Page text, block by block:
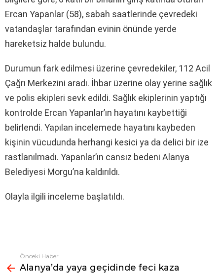
Ercan Yapanlar (58), sabah saatlerinde çevredeki
vatandaşlar tarafından evinin önünde yerde
hareketsiz halde bulundu.
Durumun fark edilmesi üzerine çevredekiler, 112 Acil
Çağrı Merkezini aradı. İhbar üzerine olay yerine sağlık
ve polis ekipleri sevk edildi. Sağlık ekiplerinin yaptığı
kontrolde Ercan Yapanlar’ın hayatını kaybettiği
belirlendi. Yapılan incelemede hayatını kaybeden
kişinin vücudunda herhangi kesici ya da delici bir ize
rastlanılmadı. Yapanlar’ın cansız bedeni Alanya
Belediyesi Morgu’na kaldırıldı.
Olayla ilgili inceleme başlatıldı.
Fazlasına
bak
Önceki Haber
Alanya’da yaya geçidinde feci kaza